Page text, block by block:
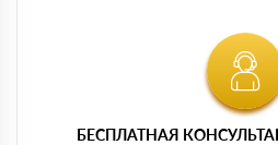
БЕСПЛАТНАЯ